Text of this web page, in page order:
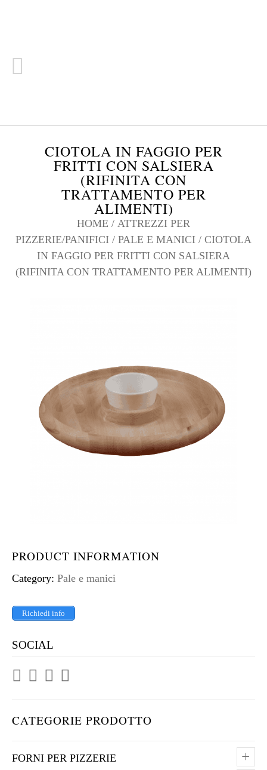
CIOTOLA IN FAGGIO PER
FRITTI CON SALSIERA
(RIFINITA CON
TRATTAMENTO PER
ALIMENTI)
HOME / ATTREZZI PER
PIZZERIE/PANIFICI / PALE E MANICI / CIOTOLA
IN FAGGIO PER FRITTI CON SALSIERA
(RIFINITA CON TRATTAMENTO PER ALIMENTI)
PRODUCT INFORMATION
Category: Pale e manici
Richiedi info
SOCIAL
CATEGORIE PRODOTTO
+
FORNI PER PIZZERIE